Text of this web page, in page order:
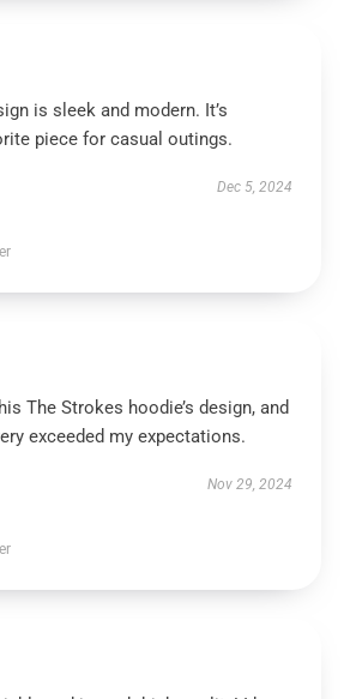
is sleek and modern. It’s
piece for casual outings.
Dec 5, 2024
The Strokes hoodie’s design, and
exceeded my expectations.
Nov 29, 2024